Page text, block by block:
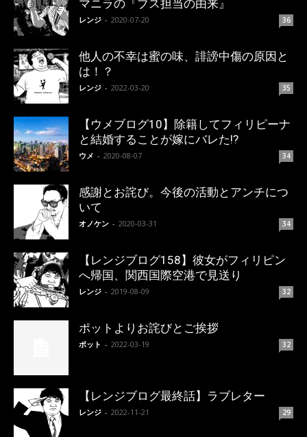
マニラの『ブス担当の由来』
レンジ - 2020-07-20 36
他人の不幸は蜜の味、誹謗中傷の原因と
は！？
レンジ - 2022-03-20 35
【ウメブログ10】除籍してフィリピーナ
と結婚することが嫁にバレた!?
ウメ - 2020-08-07 34
感謝とお詫び。今後の活動とアンチにつ
いて
オノケン - 2020-03-31 34
【レンジブログ158】彼女がフィリピン
へ帰国、関西国際空港で見送り
レンジ - 2019-08-09 32
ポットよりお詫びとご挨拶
ポット - 2022-03-19 32
【レンジブログ最終話】ラブレター
レンジ - 2022-11-21 29